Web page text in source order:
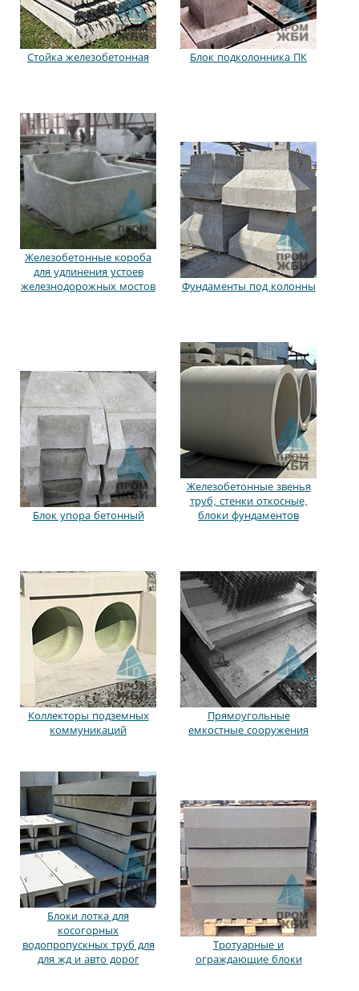
Стойка железобетонная Блок подколонника ПК
Железобетонные короба
для удлинения устоев
железнодорожных мостов
Фундаменты под колонны
Блок упора бетонный
Железобетонные звенья
труб, стенки откосные,
блоки фундаментов
Коллекторы подземных
коммуникаций
Прямоугольные
емкостные сооружения
Блоки лотка для
косогорных
водопропускных труб для
для жд и авто дорог
Тротуарные и
ограждающие блоки